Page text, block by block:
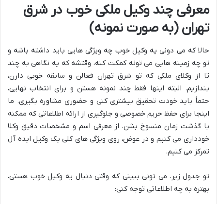
معرفی چند وکیل ملکی خوب در شرق
تهران (به صورت نمونه)
حالا که می دونی یه وکیل خوب چه ویژگی هایی باید داشته باشه و
تو چه زمینه هایی می تونه کمکت کنه، وقتشه که یه نگاهی به چند
تا از وکلای ملکی که تو شرق تهران فعالن و سابقه خوبی دارن،
بندازیم. البته اینها فقط چند نمونه هستن و برای انتخاب نهایی،
حتماً باید خودت تحقیق بیشتری کنی و حضوری مشاوره بگیری. ما
اینجا برای حفظ حریم خصوصی و جلوگیری از ارائه اطلاعاتی که ممکنه
با گذشت زمان منسوخ بشن، از معرفی اسم و مشخصات دقیق وکلا
خودداری می کنیم و در عوض، روی ویژگی های کلی یک وکیل ایده آل
تمرکز می کنیم.
تو جدول زیر، می تونی ببینی که وقتی دنبال یه وکیل خوب هستی،
بهتره به چه اطلاعاتی توجه کنی: